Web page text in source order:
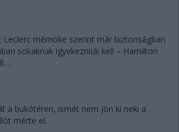
mérnöke szerint már biztonságban
sokaknak igyekezniük kell – Hamilton
a bukótéren, ismét nem jön ki neki a
mérte el.